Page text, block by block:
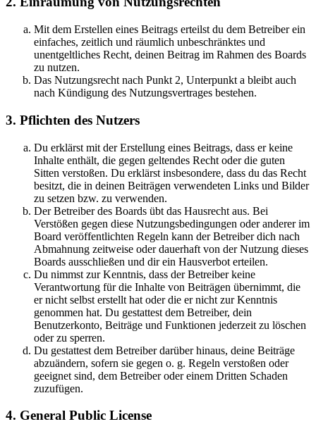
Mit dem Erstellen eines Beitrags erteilst du dem Betreiber ein
einfaches, zeitlich und räumlich unbeschränktes und
unentgeltliches Recht, deinen Beitrag im Rahmen des Boards
zu nutzen.
Das Nutzungsrecht nach Punkt 2, Unterpunkt a bleibt auch
nach Kündigung des Nutzungsvertrages bestehen.
3. Pflichten des Nutzers
Du erklärst mit der Erstellung eines Beitrags, dass er keine
Inhalte enthält, die gegen geltendes Recht oder die guten
Sitten verstoßen. Du erklärst insbesondere, dass du das Recht
besitzt, die in deinen Beiträgen verwendeten Links und Bilder
zu setzen bzw. zu verwenden.
Der Betreiber des Boards übt das Hausrecht aus. Bei
Verstößen gegen diese Nutzungsbedingungen oder anderer im
Board veröffentlichten Regeln kann der Betreiber dich nach
Abmahnung zeitweise oder dauerhaft von der Nutzung dieses
Boards ausschließen und dir ein Hausverbot erteilen.
Du nimmst zur Kenntnis, dass der Betreiber keine
Verantwortung für die Inhalte von Beiträgen übernimmt, die
er nicht selbst erstellt hat oder die er nicht zur Kenntnis
genommen hat. Du gestattest dem Betreiber, dein
Benutzerkonto, Beiträge und Funktionen jederzeit zu löschen
oder zu sperren.
Du gestattest dem Betreiber darüber hinaus, deine Beiträge
abzuändern, sofern sie gegen o. g. Regeln verstoßen oder
geeignet sind, dem Betreiber oder einem Dritten Schaden
zuzufügen.
4. General Public License